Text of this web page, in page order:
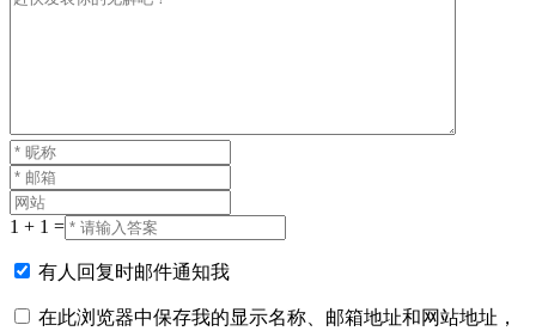
1 + 1 =
有人回复时邮件通知我
在此浏览器中保存我的显示名称、邮箱地址和网站地址，